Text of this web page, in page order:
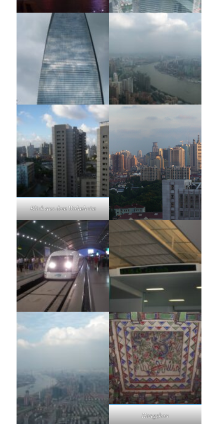
Blick aus dem Wohnheim
Hangzhou